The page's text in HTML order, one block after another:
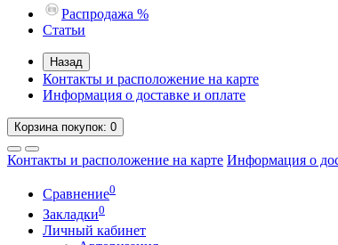
Распродажа %
Статьи
Назад
Контакты и расположение на карте
Информация о доставке и оплате
Корзинапокупок: 0
Контакты и расположение на карте Информация о
Сравнение0
Закладки0
Личный кабинет